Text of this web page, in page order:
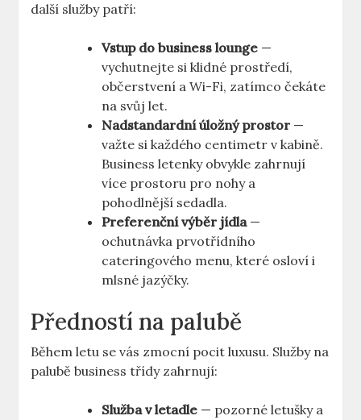
další služby patří:
Vstup do business lounge —
vychutnejte si klidné prostředí,
občerstvení a Wi-Fi, zatímco čekáte
na svůj let.
Nadstandardní úložný prostor —
važte si každého centimetr v kabině.
Business letenky obvykle zahrnují
více prostoru pro nohy a
pohodlnější sedadla.
Preferenční výběr jídla—
ochutnávka prvotřídního
cateringového menu, které osloví i
mlsné jazýčky.
Předností na palubě
Během letu se vás zmocní pocit luxusu. Služby na
palubě business třídy zahrnují:
Služba v letadle — pozorné letušky a